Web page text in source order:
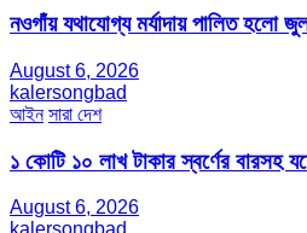
নওগাঁয় যথাযোগ্য মর্যাদায় পালিত হলো
August 6, 2026
kalersongbad
আইন সারা দেশ
১ কোটি ১০ লাখ টাকার স্বর্ণের বারসহ
August 6, 2026